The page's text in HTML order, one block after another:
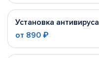
Установка антивируса
от 890 ₽